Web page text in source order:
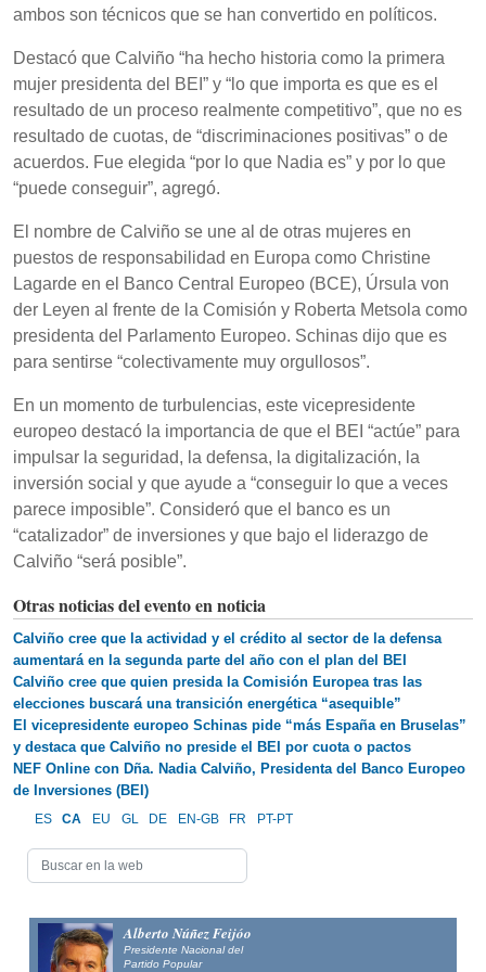
ambos son técnicos que se han convertido en políticos.
Destacó que Calviño “ha hecho historia como la primera
mujer presidenta del BEI” y “lo que importa es que es el
resultado de un proceso realmente competitivo”, que no es
resultado de cuotas, de “discriminaciones positivas” o de
acuerdos. Fue elegida “por lo que Nadia es” y por lo que
“puede conseguir”, agregó.
El nombre de Calviño se une al de otras mujeres en
puestos de responsabilidad en Europa como Christine
Lagarde en el Banco Central Europeo (BCE), Úrsula von
der Leyen al frente de la Comisión y Roberta Metsola como
presidenta del Parlamento Europeo. Schinas dijo que es
para sentirse “colectivamente muy orgullosos”.
En un momento de turbulencias, este vicepresidente
europeo destacó la importancia de que el BEI “actúe” para
impulsar la seguridad, la defensa, la digitalización, la
inversión social y que ayude a “conseguir lo que a veces
parece imposible”. Consideró que el banco es un
“catalizador” de inversiones y que bajo el liderazgo de
Calviño “será posible”.
Otras noticias del evento en noticia
Calviño cree que la actividad y el crédito al sector de la defensa
aumentará en la segunda parte del año con el plan del BEI
Calviño cree que quien presida la Comisión Europea tras las
elecciones buscará una transición energética “asequible”
El vicepresidente europeo Schinas pide “más España en Bruselas”
y destaca que Calviño no preside el BEI por cuota o pactos
NEF Online con Dña. Nadia Calviño, Presidenta del Banco Europeo
de Inversiones (BEI)
ES CA EU GL DE EN-GB FR PT-PT
Alberto Núñez Feijóo
Presidente Nacional del
Partido Popular